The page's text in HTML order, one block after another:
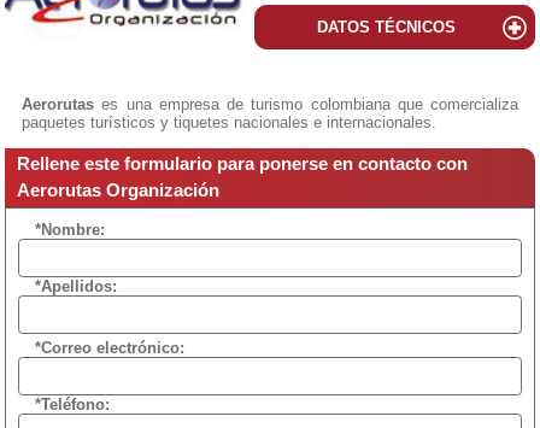
DATOS TÉCNICOS
Aerorutas es una empresa de turismo colombiana que comercializa
paquetes turísticos y tiquetes nacionales e internacionales.
Rellene este formulario para ponerse en contacto con
Aerorutas Organización
*Nombre:
*Apellidos:
*Correo electrónico:
*Teléfono: